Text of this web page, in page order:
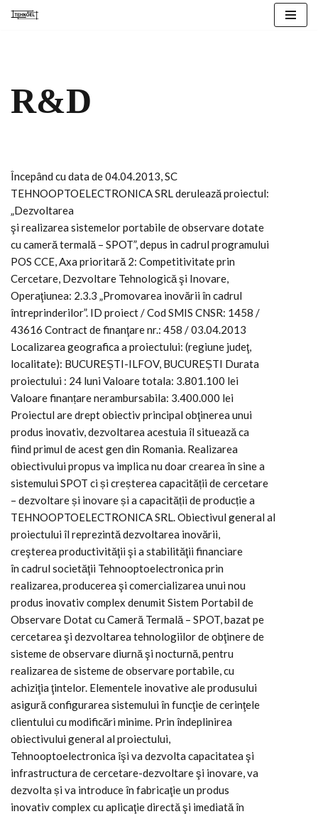
R&D
Începând cu data de 04.04.2013, SC
TEHNOOPTOELECTRONICA SRL derulează proiectul:
„Dezvoltarea
şi realizarea sistemelor portabile de observare dotate
cu cameră termală – SPOT”, depus in cadrul programului
POS CCE, Axa prioritară 2: Competitivitate prin
Cercetare, Dezvoltare Tehnologică şi Inovare,
Operaţiunea: 2.3.3 „Promovarea inovării în cadrul
întreprinderilor”. ID proiect / Cod SMIS CNSR: 1458 /
43616 Contract de finanţare nr.: 458 / 03.04.2013
Localizarea geografica a proiectului: (regiune judeţ,
localitate): BUCUREȘTI-ILFOV, BUCUREȘTI Durata
proiectului : 24 luni Valoare totala: 3.801.100 lei
Valoare finanțare nerambursabila: 3.400.000 lei
Proiectul are drept obiectiv principal obţinerea unui
produs inovativ, dezvoltarea acestuia îl situează ca
fiind primul de acest gen din Romania. Realizarea
obiectivului propus va implica nu doar crearea în sine a
sistemului SPOT ci și creșterea capacității de cercetare
– dezvoltare și inovare și a capacității de producție a
TEHNOOPTOELECTRONICA SRL. Obiectivul general al
proiectului îl reprezintă dezvoltarea inovării,
creşterea productivităţii şi a stabilităţii financiare
în cadrul societăţii Tehnooptoelectronica prin
realizarea, producerea şi comercializarea unui nou
produs inovativ complex denumit Sistem Portabil de
Observare Dotat cu Cameră Termală – SPOT, bazat pe
cercetarea şi dezvoltarea tehnologiilor de obţinere de
sisteme de observare diurnă şi nocturnă, pentru
realizarea de sisteme de observare portabile, cu
achiziţia ţintelor. Elementele inovative ale produsului
asigură configurarea sistemului în funcţie de cerinţele
clientului cu modificări minime. Prin îndeplinirea
obiectivului general al proiectului,
Tehnooptoelectronica îşi va dezvolta capacitatea şi
infrastructura de cercetare-dezvoltare şi inovare, va
dezvolta și va introduce în fabricaţie un produs
inovativ complex cu aplicaţie directă şi imediată în